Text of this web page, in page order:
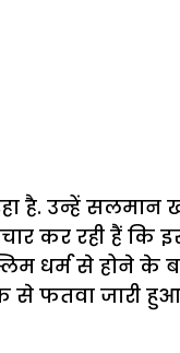
है. उन्हें
कर रही हैं कि
धर्म से होने के
से फतवा जारी